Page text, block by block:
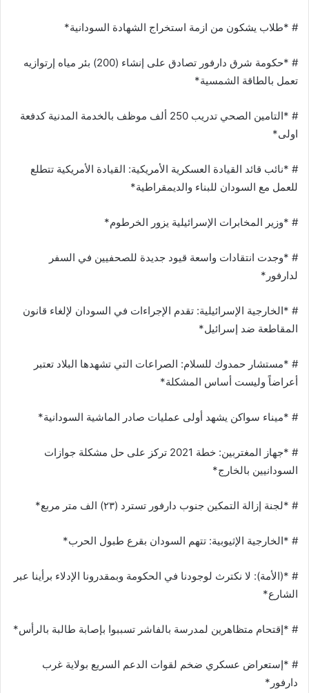
# *طلاب يشكون من ازمة استخراج الشهادة السودانية*
# *حكومة شرق دارفور تصادق على إنشاء (200) بئر مياه إرتوازيه
تعمل بالطاقة الشمسية*
# *التامين الصحي تدريب 250 ألف موظف بالخدمة المدنية كدفعة
اولى*
# *نائب قائد القيادة العسكرية الأمريكية: القيادة الأمريكية تتطلع
للعمل مع السودان للبناء والديمقراطية*
# *وزير المخابرات الإسرائيلية يزور الخرطوم*
# *وجدت انتقادات واسعة قيود جديدة للصحفيين في السفر
لدارفور*
# *الخارجية الإسرائيلية: تقدم الإجراءات في السودان لإلغاء قانون
المقاطعة ضد إسرائيل*
# *مستشار حمدوك للسلام: الصراعات التي تشهدها البلاد تعتبر
أعراضاً وليست أساس المشكلة*
# *ميناء سواكن يشهد أولى عمليات صادر الماشية السودانية*
# *جهاز المغتربين: خطة 2021 تركز على حل مشكلة جوازات
السودانيين بالخارج*
# *لجنة إزالة التمكين جنوب دارفور تسترد (٢٣) الف متر مربع*
# *الخارجية الإثيوبية: تتهم السودان بقرع طبول الحرب*
# *(الأمة): لا نكترث لوجودنا في الحكومة وبمقدرونا الإدلاء برأينا عبر
الشارع*
# *إقتحام متظاهرين لمدرسة بالفاشر تسببوا بإصابة طالبة بالرأس*
# *إستعراض عسكري ضخم لقوات الدعم السريع بولاية غرب
دارفور*